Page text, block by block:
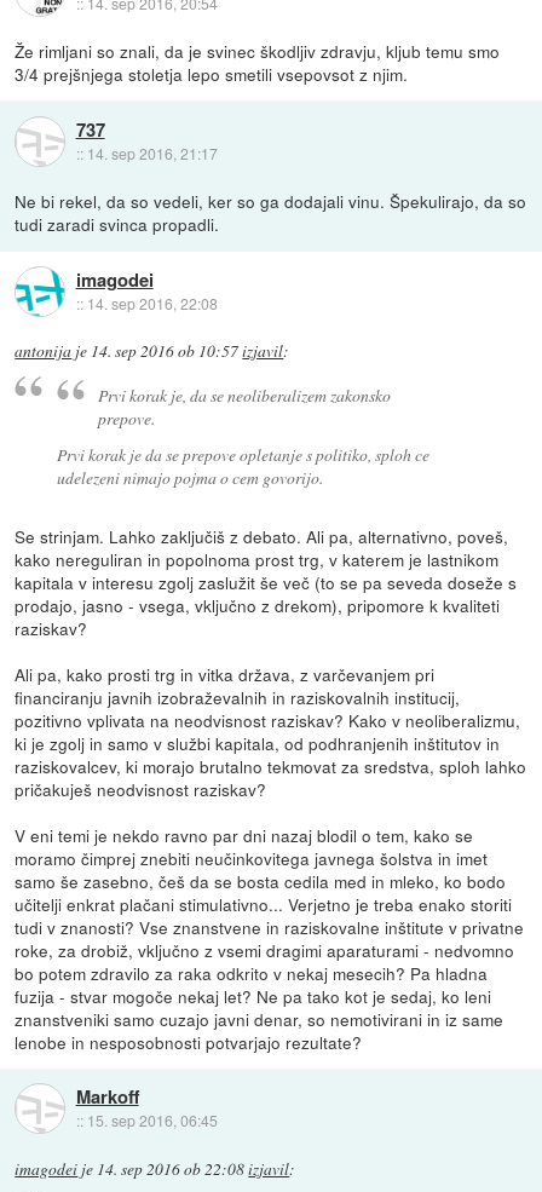
Že rimljani so znali, da je svinec škodljiv zdravju, kljub temu smo
3/4 prejšnjega stoletja lepo smetili vsepovsot z njim.
737
:: 14. sep 2016, 21:17
Ne bi rekel, da so vedeli, ker so ga dodajali vinu. Špekulirajo, da so
tudi zaradi svinca propadli.
imagodei
:: 14. sep 2016, 22:08
antonija je 14. sep 2016 ob 10:57izjavil:
Prvi korak je, da se neoliberalizem zakonsko
prepove.
Prvi korak je da se prepove opletanje s politiko, sploh ce
udelezeni nimajo pojma o cem govorijo.
Se strinjam. Lahko zaključiš z debato. Ali pa, alternativno, poveš,
kako nereguliran in popolnoma prost trg, v katerem je lastnikom
kapitala v interesu zgolj zaslužit še več (to se pa seveda doseže s
prodajo, jasno - vsega, vključno z drekom), pripomore k kvaliteti
raziskav?
Ali pa, kako prosti trg in vitka država, z varčevanjem pri
financiranju javnih izobraževalnih in raziskovalnih institucij,
pozitivno vplivata na neodvisnost raziskav? Kako v neoliberalizmu,
ki je zgolj in samo v službi kapitala, od podhranjenih inštitutov in
raziskovalcev, ki morajo brutalno tekmovat za sredstva, sploh lahko
pričakuješ neodvisnost raziskav?
V eni temi je nekdo ravno par dni nazaj blodil o tem, kako se
moramo čimprej znebiti neučinkovitega javnega šolstva in imet
samo še zasebno, češ da se bosta cedila med in mleko, ko bodo
učitelji enkrat plačani stimulativno... Verjetno je treba enako storiti
tudi v znanosti? Vse znanstvene in raziskovalne inštitute v privatne
roke, za drobiž, vključno z vsemi dragimi aparaturami - nedvomno
bo potem zdravilo za raka odkrito v nekaj mesecih? Pa hladna
fuzija - stvar mogoče nekaj let? Ne pa tako kot je sedaj, ko leni
znanstveniki samo cuzajo javni denar, so nemotivirani in iz same
lenobe in nesposobnosti potvarjajo rezultate?
Markoff
:: 15. sep 2016, 06:45
imagodei je 14. sep 2016 ob 22:08izjavil: